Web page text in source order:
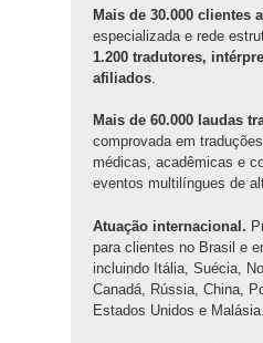
Mais de 30.000 clientes
especializada e rede
1.200 tradutores,
afiliados
Mais de 60.000 laudas
comprovada em
médicas, acadêmicas e
eventos multilíngues de
Atuação internacional.
para clientes no Brasil e
incluindo Itália, Suécia,
Canadá, Rússia, China,
Estados Unidos e Malásia.